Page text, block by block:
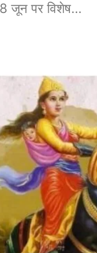
जून पर विशेष...